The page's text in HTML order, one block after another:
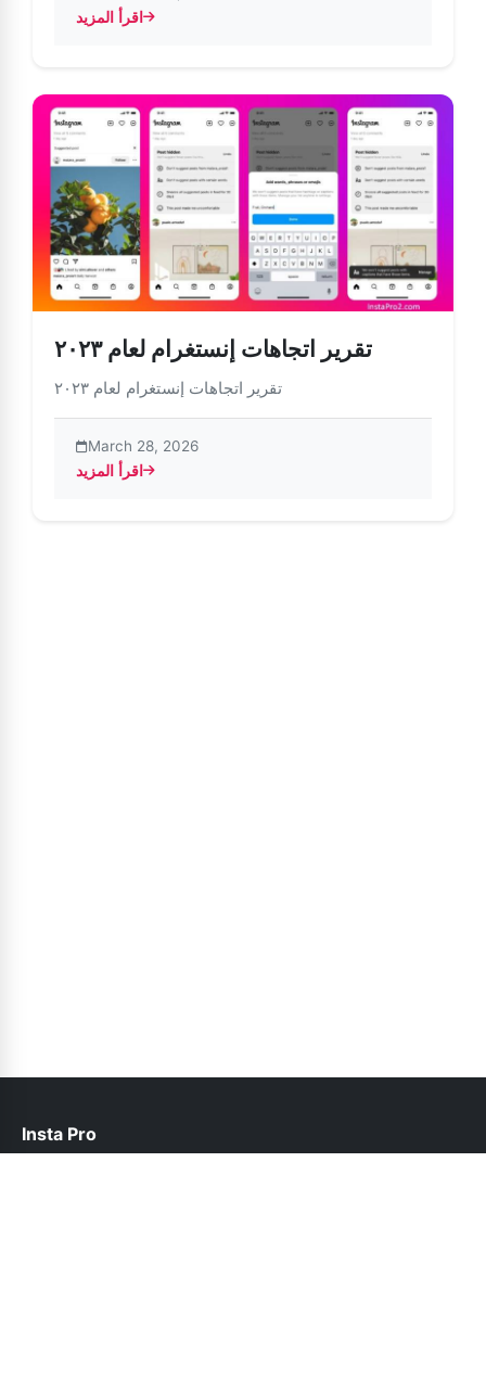
اقرأ المزيد
about مواصلة الحفاظ على أمان وحماية إنستغرام
تقرير اتجاهات إنستغرام لعام ٢٠٢٣
تقرير اتجاهات إنستغرام لعام ٢٠٢٣
March 28, 2026
اقرأ المزيد
Insta Pro